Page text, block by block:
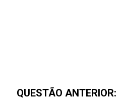
QUESTÃO ANTERIOR: